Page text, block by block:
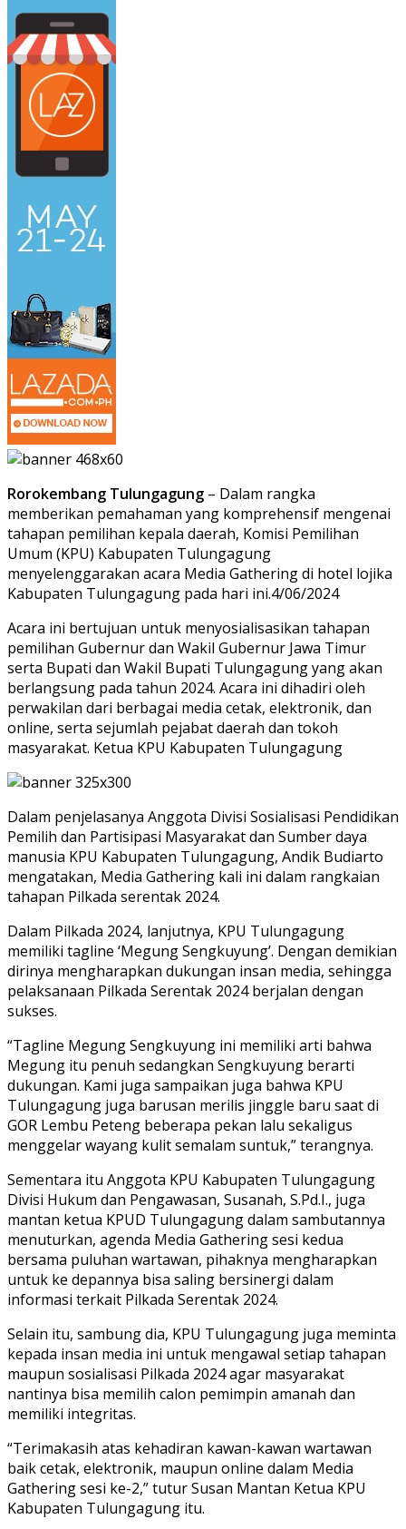
Rorokembang Tulungagung – Dalam rangka
memberikan pemahaman yang komprehensif mengenai
tahapan pemilihan kepala daerah, Komisi Pemilihan
Umum (KPU) Kabupaten Tulungagung
menyelenggarakan acara Media Gathering di hotel lojika
Kabupaten Tulungagung pada hari ini.4/06/2024
Acara ini bertujuan untuk menyosialisasikan tahapan
pemilihan Gubernur dan Wakil Gubernur Jawa Timur
serta Bupati dan Wakil Bupati Tulungagung yang akan
berlangsung pada tahun 2024. Acara ini dihadiri oleh
perwakilan dari berbagai media cetak, elektronik, dan
online, serta sejumlah pejabat daerah dan tokoh
masyarakat. Ketua KPU Kabupaten Tulungagung
Dalam penjelasanya Anggota Divisi Sosialisasi Pendidikan
Pemilih dan Partisipasi Masyarakat dan Sumber daya
manusia KPU Kabupaten Tulungagung, Andik Budiarto
mengatakan, Media Gathering kali ini dalam rangkaian
tahapan Pilkada serentak 2024.
Dalam Pilkada 2024, lanjutnya, KPU Tulungagung
memiliki tagline ‘Megung Sengkuyung’. Dengan demikian
dirinya mengharapkan dukungan insan media, sehingga
pelaksanaan Pilkada Serentak 2024 berjalan dengan
sukses.
“Tagline Megung Sengkuyung ini memiliki arti bahwa
Megung itu penuh sedangkan Sengkuyung berarti
dukungan. Kami juga sampaikan juga bahwa KPU
Tulungagung juga barusan merilis jinggle baru saat di
GOR Lembu Peteng beberapa pekan lalu sekaligus
menggelar wayang kulit semalam suntuk,” terangnya.
Sementara itu Anggota KPU Kabupaten Tulungagung
Divisi Hukum dan Pengawasan, Susanah, S.Pd.I., juga
mantan ketua KPUD Tulungagung dalam sambutannya
menuturkan, agenda Media Gathering sesi kedua
bersama puluhan wartawan, pihaknya mengharapkan
untuk ke depannya bisa saling bersinergi dalam
informasi terkait Pilkada Serentak 2024.
Selain itu, sambung dia, KPU Tulungagung juga meminta
kepada insan media ini untuk mengawal setiap tahapan
maupun sosialisasi Pilkada 2024 agar masyarakat
nantinya bisa memilih calon pemimpin amanah dan
memiliki integritas.
“Terimakasih atas kehadiran kawan-kawan wartawan
baik cetak, elektronik, maupun online dalam Media
Gathering sesi ke-2,” tutur Susan Mantan Ketua KPU
Kabupaten Tulungagung itu.